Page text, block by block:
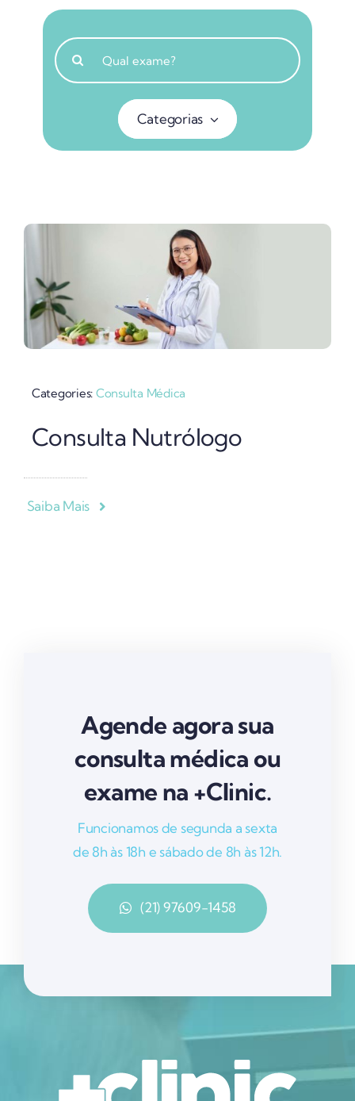
Buscar
resultados
Categorias
Categories: Consulta Médica
Consulta Nutrólogo
Saiba Mais
Agende agora sua
consulta médica ou
exame na +Clinic.
Funcionamos de segunda a sexta
de 8h às 18h e sábado de 8h às 12h.
(21) 97609-1458